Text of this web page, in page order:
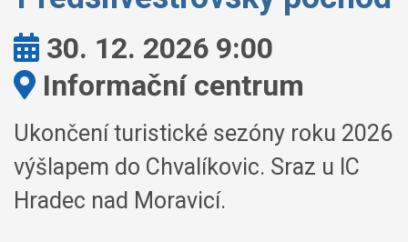
Kdy:
30. 12. 2026 9:00
Kde:
Informační centrum
Ukončení turistické sezóny roku 2026
výšlapem do Chvalíkovic. Sraz u IC
Hradec nad Moravicí.